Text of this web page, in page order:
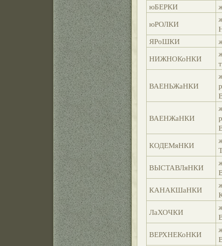
юБЕРКИ
юРОЛКИ
ЯРоШКИ
НИЖНОКоНКИ
ВАЕНЬЖаНКИ
ВАЕНЖаНКИ
КОДЕМяНКИ
ВЫСТАВЛяНКИ
КАНАКШаНКИ
ЛаХОЧКИ
ВЕРХНЕКоНКИ